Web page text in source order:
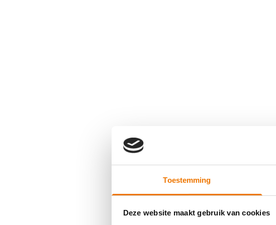
Toestemming
Deze website maakt gebruik van cookies